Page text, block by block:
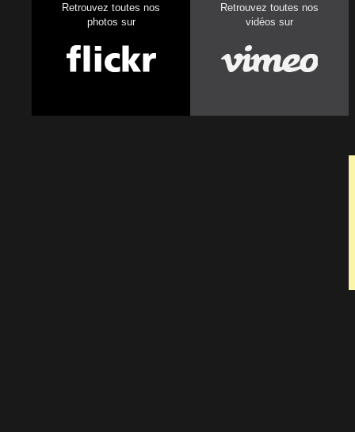
Retrouvez toutes nos
vidéos sur
Retrouvez toutes nos
photos sur